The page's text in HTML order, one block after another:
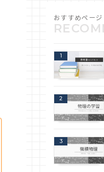
おすすめページ
1
2
3